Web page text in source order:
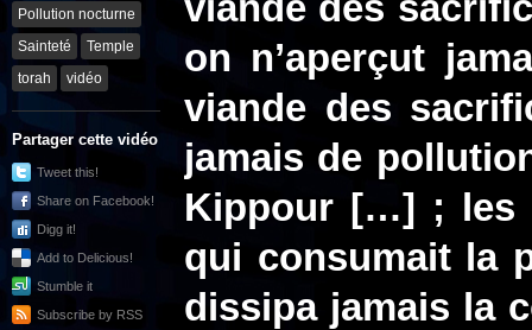
Pollution nocturne
Sainteté
Temple
torah
vidéo
Partager cette vidéo
Tweet this!
Share on Facebook!
Digg it!
Add to Delicious!
Stumble it
Subscribe by RSS
on n’aperçut
viande des
jamais de
Kippour […]
; les
qui consumait la
dissipa jamais la